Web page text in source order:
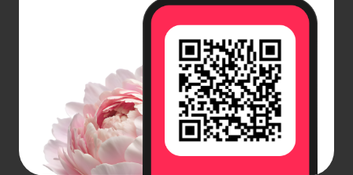
нежностью и естественностью, делает такие
композиции идеальными для влюбленных пар.
Это прекрасный способ выразить свои чувства и
показать, как важно быть рядом. Полевые цветы,
как символ легкости и простоты, идеально
передают атмосферу настоящей любви и
взаимопонимания. А заказать букет болевых
цветов вы можете в нашем интернет-магазине с
доставкой.